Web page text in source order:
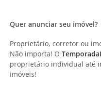
Quer anunciar seu imóvel?
Proprietário, corretor ou
Não importa! O
proprietário individual até
imóveis!